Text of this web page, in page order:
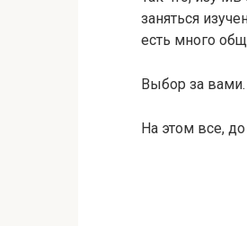
заняться
есть много
Выбор за вами.
На этом все, до